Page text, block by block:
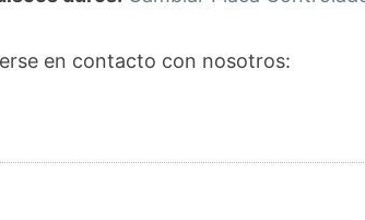
en contacto con nosotros: